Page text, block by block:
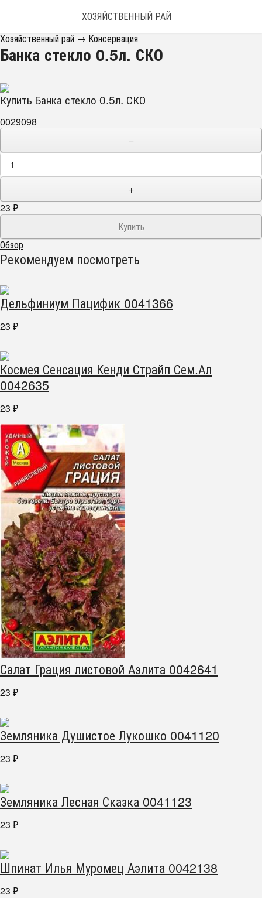
ХОЗЯЙСТВЕННЫЙ РАЙ
Хозяйственный рай → Консервация
Банка стекло 0.5л. СКО
Купить Банка стекло 0.5л. СКО
0029098
−
+
23 ₽
Обзор
Рекомендуем посмотреть
Дельфиниум Пацифик 0041366
23 ₽
Космея Сенсация Кенди Страйп Сем.Ал
0042635
23 ₽
Салат Грация листовой Аэлита 0042641
23 ₽
Земляника Душистое Лукошко 0041120
23 ₽
Земляника Лесная Сказка 0041123
23 ₽
Шпинат Илья Муромец Аэлита 0042138
23 ₽